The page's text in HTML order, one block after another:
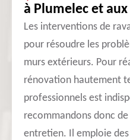
à Plumelec et
Les interventions de
pour résoudre les
murs extérieurs. Pour
rénovation hautement
professionnels est
recommandons donc
entretien. Il emploie